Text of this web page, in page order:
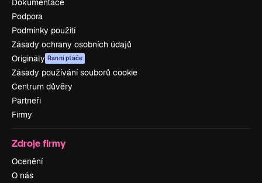
Dokumentace
Podpora
Podmínky použití
Zásady ochrany osobních údajů
Originály Ranní ptáče
Zásady používání souborů cookie
Centrum důvěry
Partneři
Firmy
Zdroje firmy
Ocenění
O nás